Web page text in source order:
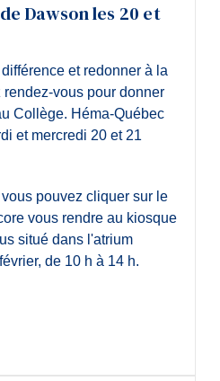
Dawson les 20 et
et redonner à la
vous pour donner
Collège. Héma-Québec
et mercredi 20 et 21
pouvez cliquer sur le
vous rendre au kiosque
situé dans l'atrium
de 10 h à 14 h.